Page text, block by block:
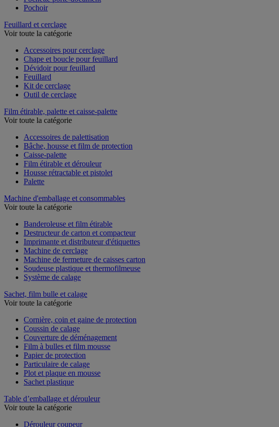
Pochette porte-document
Feuillard et cerclage
Accessoires pour cerclage
Chape et boucle pour feuillard
Dévidoir pour feuillard
Feuillard
Kit de cerclage
Film étirable, palette et caisse-palette
Accessoires de palettisation
Bâche, housse et film de protection
Caisse-palette
Film étirable et dérouleur
Housse rétractable et pistolet
Machine d'emballage et consommables
Banderoleuse et film étirable
Destructeur de carton et compacteur
Imprimante et distributeur d'étiquettes
Machine de cerclage
Machine de fermeture de caisses carton
Soudeuse plastique et thermofilmeuse
Sachet, film bulle et calage
Cornière, coin et gaine de protection
Coussin de calage
Couverture de déménagement
Film à bulles et film mousse
Papier de protection
Particulaire de calage
Plot et plaque en mousse
Table d’emballage et dérouleur